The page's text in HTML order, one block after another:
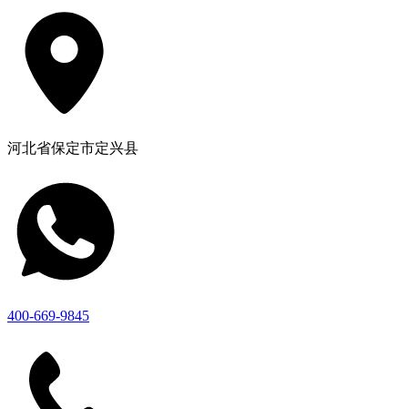
河北省保定市定兴县
400-669-9845